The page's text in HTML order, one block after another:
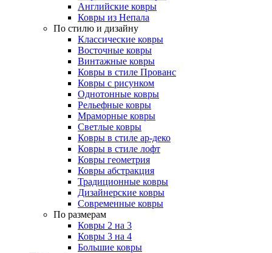
Английские ковры
Ковры из Непала
По стилю и дизайну
Классические ковры
Восточные ковры
Винтажные ковры
Ковры в стиле Прованс
Ковры с рисунком
Однотонные ковры
Рельефные ковры
Мраморные ковры
Светлые ковры
Ковры в стиле ар-деко
Ковры в стиле лофт
Ковры геометрия
Ковры абстракция
Традиционные ковры
Дизайнерские ковры
Современные ковры
По размерам
Ковры 2 на 3
Ковры 3 на 4
Большие ковры